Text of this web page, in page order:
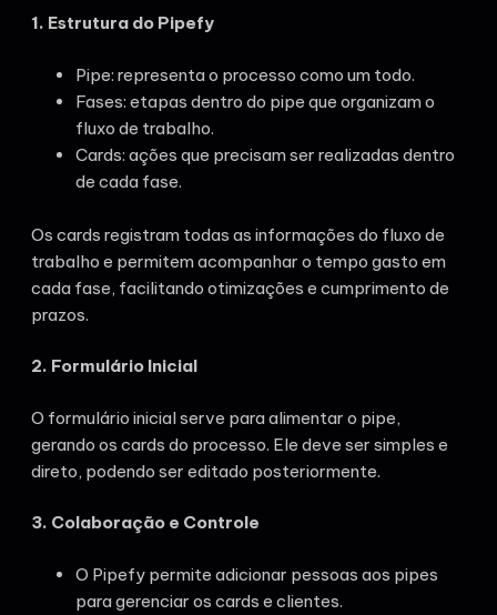
1. Estrutura do Pipefy
Pipe: representa o processo como um todo.
Fases: etapas dentro do pipe que organizam o
fluxo de trabalho.
Cards: ações que precisam ser realizadas dentro
de cada fase.
Os cards registram todas as informações do fluxo de
trabalho e permitem acompanhar o tempo gasto em
cada fase, facilitando otimizações e cumprimento de
prazos.
2. Formulário Inicial
O formulário inicial serve para alimentar o pipe,
gerando os cards do processo. Ele deve ser simples e
direto, podendo ser editado posteriormente.
3. Colaboração e Controle
O Pipefy permite adicionar pessoas aos pipes
para gerenciar os cards e clientes.